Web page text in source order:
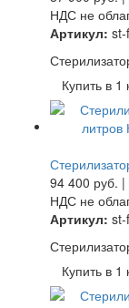
НДС не
Артикул:
Купить в 1
94 400 руб. |
НДС не
Артикул:
Купить в 1